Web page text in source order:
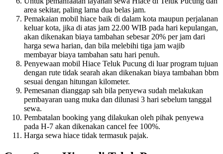
area sekitar, paling lama dua belas jam.
Pemakaian mobil hiace baik di dalam kota maupun perjalanan
keluar kota, jika di atas jam 22.00 WIB pada hari kepulangan,
akan dikenakan biaya tambahan sebesar 20% per jam dari
harga sewa harian, dan bila melebihi tiga jam wajib
membayar biaya tambahan satu hari penuh.
Penyewaan mobil Hiace Teluk Pucung di luar program tujuan
dengan rute tidak searah akan dikenakan biaya tambahan bbm
sesuai dengan hitungan kilometer.
Pemesanan dianggap sah bila penyewa sudah melakukan
pembayaran uang muka dan dilunasi 3 hari sebelum tanggal
sewa.
Pembatalan booking yang dilakukan oleh pihak penyewa
pada H-7 akan dikenakan cancel fee 100%.
Harga sewa hiace tidak termasuk pajak.